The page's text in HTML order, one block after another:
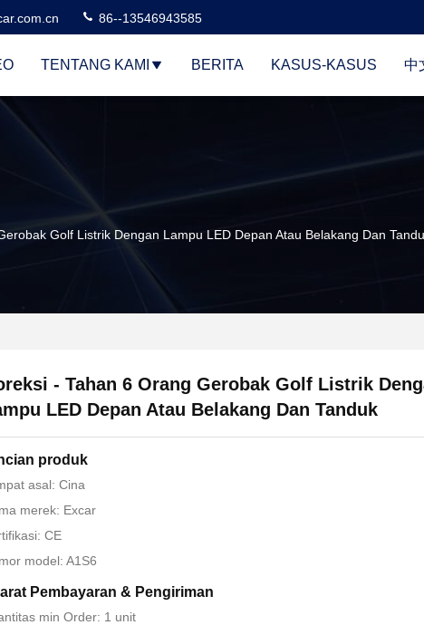
86--13546943585
TENTANG KAMI BERITA KASUS-KASUS 中
Golf Listrik Dengan Lampu LED Depan Atau Belakang Dan
- Tahan 6 Orang Gerobak Golf Listrik
LED Depan Atau Belakang Dan Tanduk
produk
asal: Cina
merek: Excar
CE
model: A1S6
Pembayaran & Pengiriman
min Order: 1 unit